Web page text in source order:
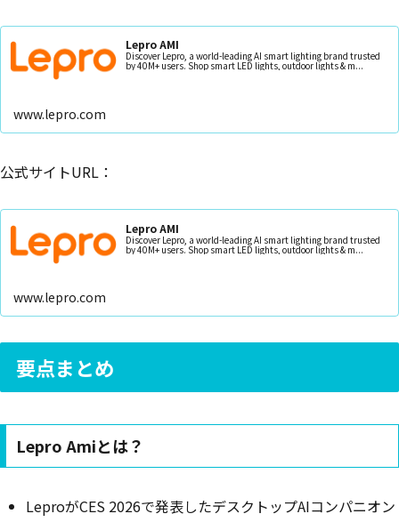
Lepro AMI
Discover Lepro, a world-leading AI smart lighting brand trusted
by 40M+ users. Shop smart LED lights, outdoor lights & m...
www.lepro.com
公式サイトURL：
Lepro AMI
Discover Lepro, a world-leading AI smart lighting brand trusted
by 40M+ users. Shop smart LED lights, outdoor lights & m...
www.lepro.com
要点まとめ
Lepro Amiとは？
LeproがCES 2026で発表したデスクトップAIコンパニオン